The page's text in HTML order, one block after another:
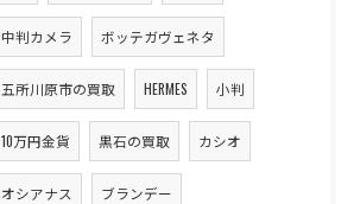
中判カメラ ボッテガヴェネタ
五所川原市の買取 HERMES 小判
10万円金貨 黒石の買取 カシオ
オシアナス ブランデー